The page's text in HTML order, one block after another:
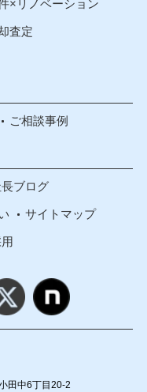
×リノベーション
査定
ご相談事例
ブログ
サイトマップ
田中6丁目20-2